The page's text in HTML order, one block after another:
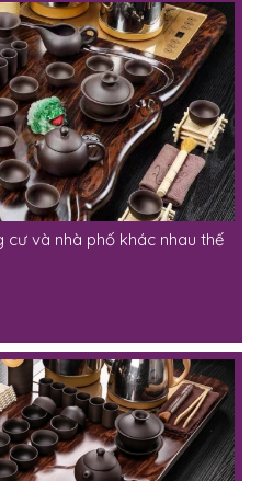
cư và nhà phố khác nhau thế